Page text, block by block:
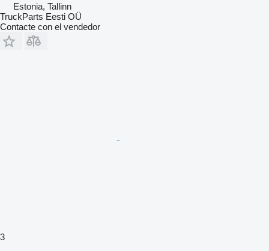
Estonia, Tallinn
TruckParts Eesti OÜ
Contacte con el vendedor
3